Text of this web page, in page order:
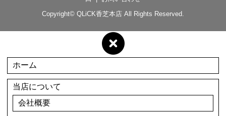
Copyright© QLiCK香芝本店 All Rights Reserved.
ホーム
当店について
会社概要